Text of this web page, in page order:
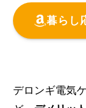
暮らし
デロンギ電気